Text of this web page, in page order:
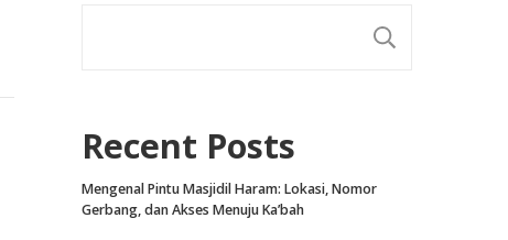
Recent Posts
Mengenal Pintu Masjidil Haram: Lokasi, Nomor
Gerbang, dan Akses Menuju Ka’bah